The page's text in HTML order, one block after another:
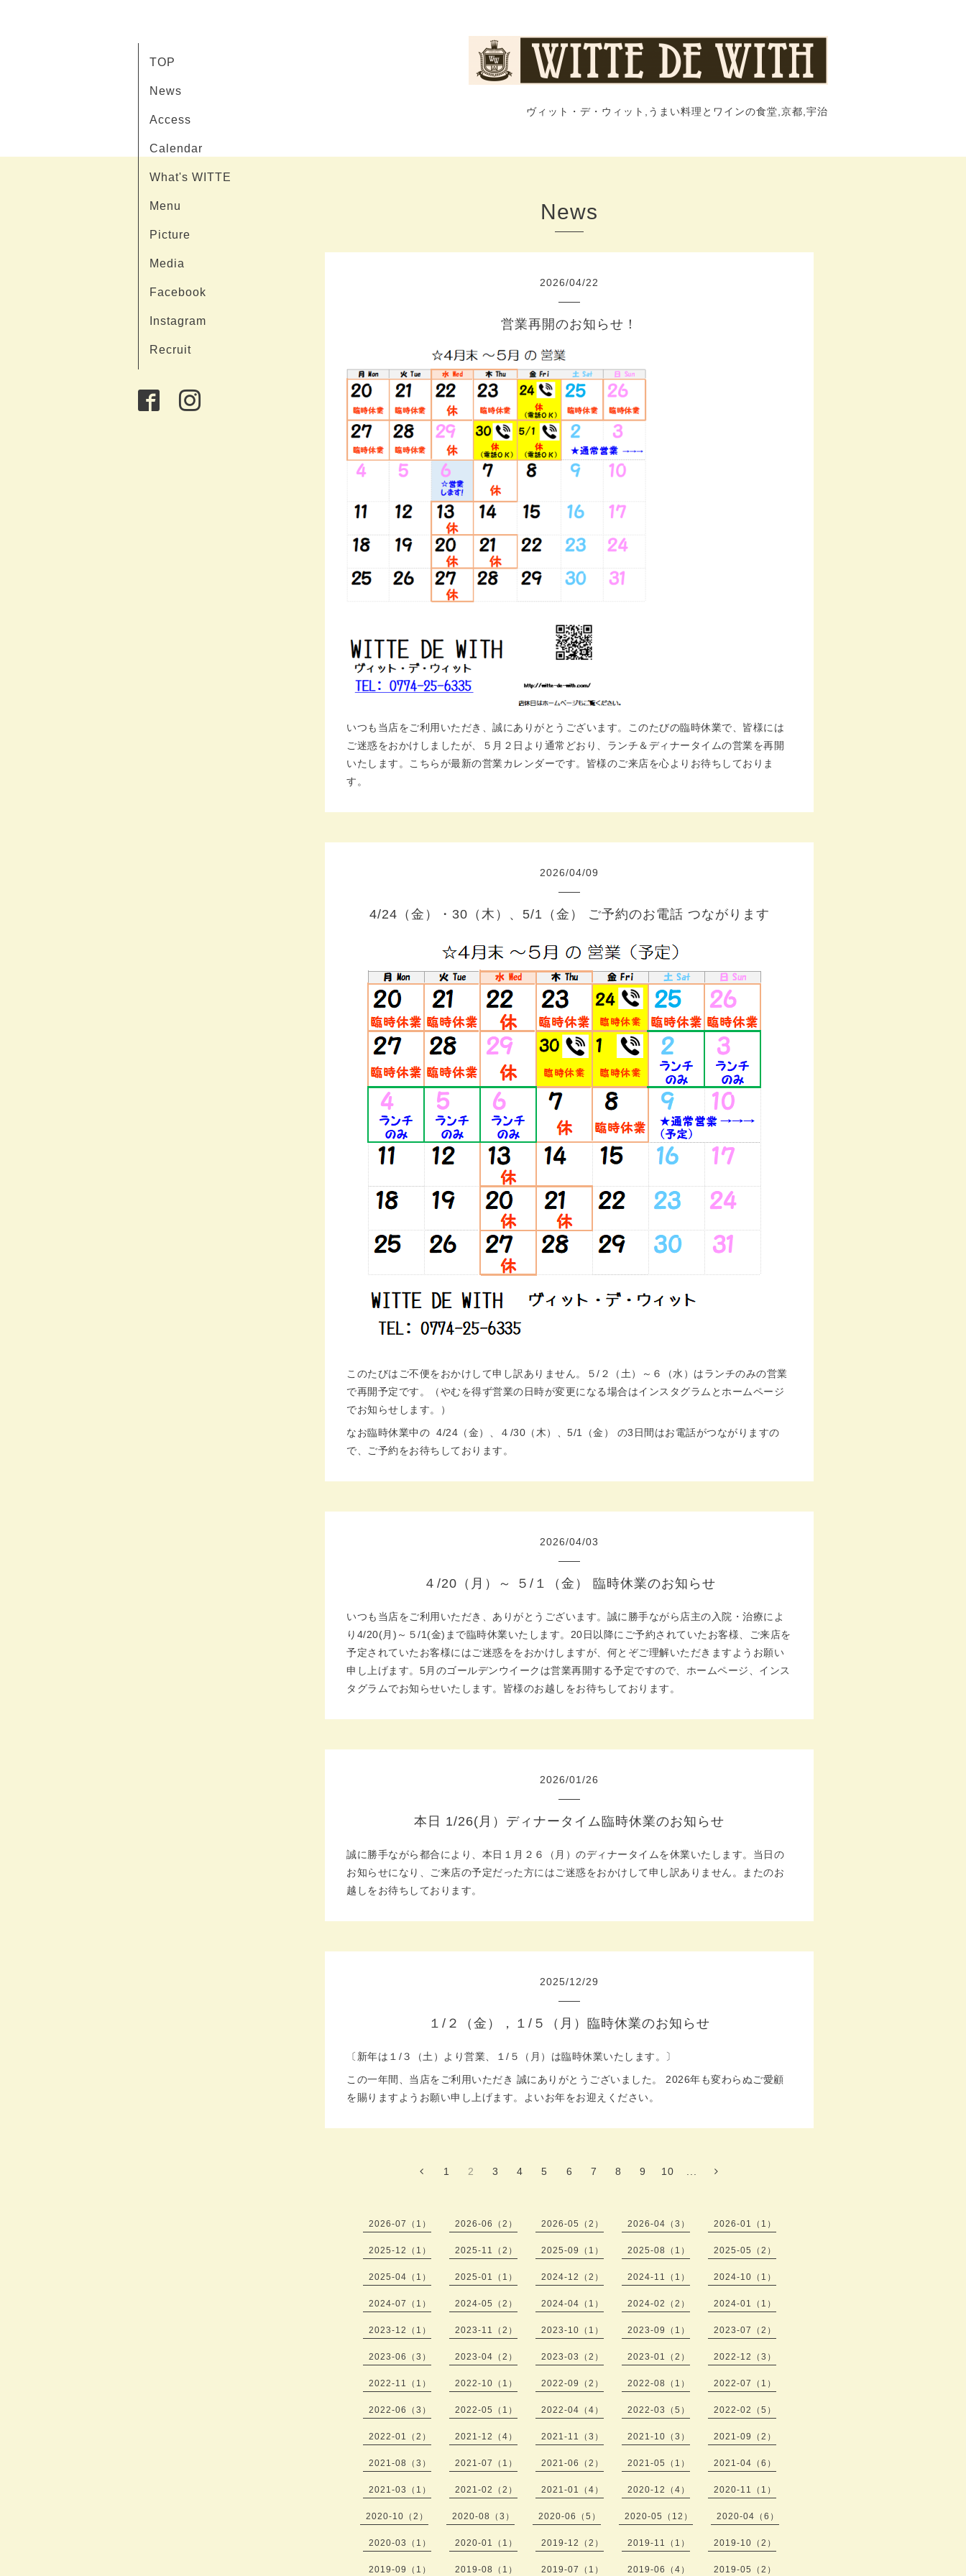
ヴィット・デ・ウィット,うまい料理とワインの食堂,京都,宇治
TOP
News
Access
Calendar
What's WITTE
Menu
Picture
Media
Facebook
Instagram
Recruit
News
2026/04/22
営業再開のお知らせ！
いつも当店をご利用いただき、誠にありがとうございます。このたびの臨時休業で、皆様には
ご迷惑をおかけしましたが、５月２日より通常どおり、ランチ＆ディナータイムの営業を再開
いたします。こちらが最新の営業カレンダーです。皆様のご来店を心よりお待ちしておりま
す。
2026/04/09
4/24（金）・30（木）、5/1（金） ご予約のお電話 つながります
このたびはご不便をおかけして申し訳ありません。５/２（土）～６（水）はランチのみの営業
で再開予定です。（やむを得ず営業の日時が変更になる場合はインスタグラムとホームページ
でお知らせします。）
なお臨時休業中の 4/24（金）、４/30（木）、5/1（金） の3日間はお電話がつながりますの
で、ご予約をお待ちしております。
2026/04/03
４/20（月）～ ５/１（金） 臨時休業のお知らせ
いつも当店をご利用いただき、ありがとうございます。誠に勝手ながら店主の入院・治療によ
り4/20(月)～５/1(金)まで臨時休業いたします。20日以降にご予約されていたお客様、ご来店を
予定されていたお客様にはご迷惑ををおかけしますが、何とぞご理解いただきますようお願い
申し上げます。5月のゴールデンウイークは営業再開する予定ですので、ホームページ、インス
タグラムでお知らせいたします。皆様のお越しをお待ちしております。
2026/01 /26
本日 1/26(月）ディナータイム臨時休業のお知らせ
誠に勝手ながら都合により、本日１月２６（月）のディナータイムを休業いたします。当日の
お知らせになり、ご来店の予定だった方にはご迷惑をおかけして申し訳ありません。またのお
越しをお待ちしております。
2025/12/29
１/２（金），１/５（月）臨時休業のお知らせ
〔新年は１/３（土）より営業、１/５（月）は臨時休業いたします。〕
この一年間、当店をご利用いただき 誠にありがとうございました。 2026年も変わらぬご愛顧
を賜りますようお願い申し上げます。よいお年をお迎えください。
1 2 3 4 5 6 7 8 9 10
2026-07（1） 2026-06（2） 2026-05（2） 2026-04（3） 2026-01（1）
2025-12（1） 2025-11（2） 2025-09（1） 2025-08（1） 2025-05（2）
2025-04（1） 2025-01（1） 2024-12（2） 2024-11（1） 2024-10（1）
2024-07（1） 2024-05（2） 2024-04（1） 2024-02（2） 2024-01（1）
2023-12（1） 2023-11（2） 2023-10（1） 2023-09（1） 2023-07（2）
2023-06（3） 2023-04（2） 2023-03（2） 2023-01（2） 2022-12（3）
2022-11（1） 2022-10（1） 2022-09（2） 2022-08（1） 2022-07（1）
2022-06（3） 2022-05（1） 2022-04（4） 2022-03（5） 2022-02（5）
2022-01（2） 2021-12（4） 2021-11（3） 2021-10（3） 2021-09（2）
2021-08（3） 2021-07（1） 2021-06（2） 2021-05（1） 2021-04（6）
2021-03（1） 2021-02（2） 2021-01（4） 2020-12（4） 2020-11（1）
2020-10（2） 2020-08（3） 2020-06（5） 2020-05（12） 2020-04（6）
2020-03（1） 2020-01（1） 2019-12（2） 2019-11（1） 2019-10（2）
2019-09（1） 2019-08（1） 2019-07（1） 2019-06（4） 2019-05（2）